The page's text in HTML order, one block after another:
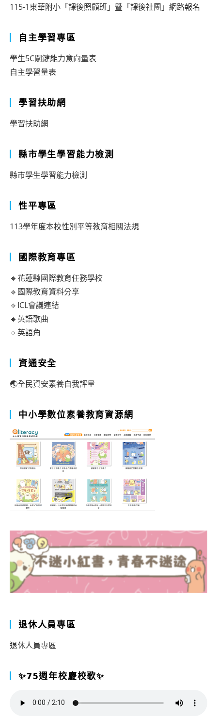
115-1東華附小「課後照顧班」暨「課後社團」網路報名
自主學習專區
學生5C關鍵能力意向量表
自主學習量表
學習扶助網
學習扶助網
縣市學生學習能力檢測
縣市學生學習能力檢測
性平專區
113學年度本校性別平等教育相關法規
國際教育專區
🔹花蓮縣國際教育任務學校
🔹國際教育資料分享
🔹ICL會議連結
🔹英語歌曲
🔹英語角
資通安全
🌏全民資安素養自我評量
中小學數位素養教育資源網
退休人員專區
退休人員專區
✨75週年校慶校歌✨